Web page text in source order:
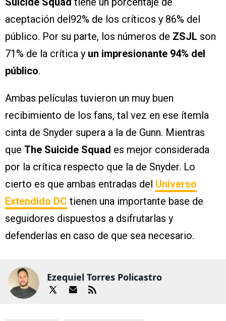
aceptación del92% de los críticos y 86% del
público. Por su parte, los números de ZSJL son
71% de la crítica y un impresionante 94% del
público.
Ambas películas tuvieron un muy buen
recibimiento de los fans, tal vez en ese ítemla
cinta de Snyder supera a la de Gunn. Mientras
que The Suicide Squad es mejor considerada
por la crítica respecto que la de Snyder. Lo
cierto es que ambas entradas del Universo
Extendido DC tienen una importante base de
seguidores dispuestos a dsifrutarlas y
defenderlas en caso de que sea necesario.
Ezequiel Torres Policastro